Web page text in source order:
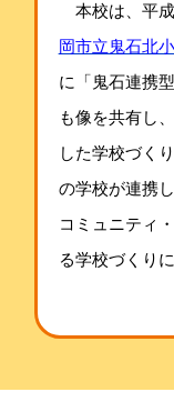
本校は、平成
岡市立鬼石北
に「鬼石連携
も像を共有し
した学校づく
の学校が連携
コミュニティ
る学校づくり